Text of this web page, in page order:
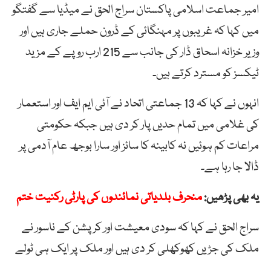
امیر جماعت اسلامی پاکستان سراج الحق نے میڈیا سے گفتگو
میں کہا کہ غریبوں پر مہنگائی کے ڈرون حملے جاری ہیں اور
وزیر خزانہ اسحاق ڈار کی جانب سے 215 ارب روپے کے مزید
ٹیکسز کو مسترد کرتے ہیں۔
انہوں نے کہا کہ 13 جماعتی اتحاد نے آئی ایم ایف اور استعمار
کی غلامی میں تمام حدیں پار کر دی ہیں جبکہ حکومتی
مراعات کم ہوئیں نہ کابینہ کا سائز اور سارا بوجھ عام آدمی پر
ڈالا جا رہا ہے۔
یہ بھی پڑھیں:منحرف بلدیاتی نمائندوں کی پارٹی رکنیت ختم
سراج الحق نے کہا کہ سودی معیشت اور کرپشن کے ناسور نے
ملک کی جڑیں کھوکھلی کر دی ہیں اور ملک پر ایک ہی ٹولے